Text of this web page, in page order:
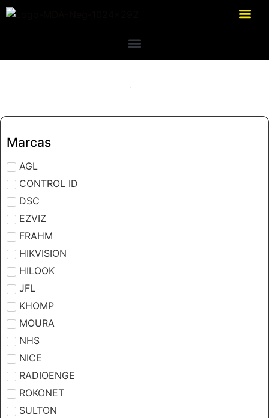
Marcas
AGL
CONTROL ID
DSC
EZVIZ
FRAHM
HIKVISION
HILOOK
JFL
KHOMP
MOURA
NHS
NICE
RADIOENGE
ROKONET
SULTON